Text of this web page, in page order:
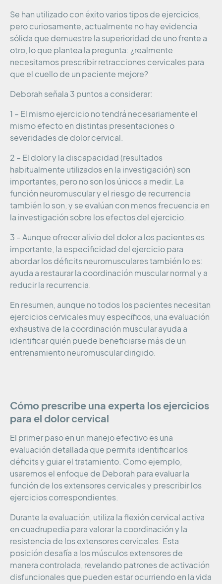
Se han utilizado con éxito varios tipos de ejercicios,
pero curiosamente, actualmente no hay evidencia
sólida que demuestre la superioridad de uno frente a
otro, lo que plantea la pregunta: ¿realmente
necesitamos prescribir retracciones cervicales para
que el cuello de un paciente mejore?
Deborah señala 3 puntos a considerar:
1 – El mismo ejercicio no tendrá necesariamente el
mismo efecto en distintas presentaciones o
severidades de dolor cervical.
2 – El dolor y la discapacidad (resultados
habitualmente utilizados en la investigación) son
importantes, pero no son los únicos a medir. La
función neuromuscular y el riesgo de recurrencia
también lo son, y se evalúan con menos frecuencia en
la investigación sobre los efectos del ejercicio.
3 – Aunque ofrecer alivio del dolor a los pacientes es
importante, la especificidad del ejercicio para
abordar los déficits neuromusculares también lo es:
ayuda a restaurar la coordinación muscular normal y a
reducir la recurrencia.
En resumen, aunque no todos los pacientes necesitan
ejercicios cervicales muy específicos, una evaluación
exhaustiva de la coordinación muscular ayuda a
identificar quién puede beneficiarse más de un
entrenamiento neuromuscular dirigido.
Cómo prescribe una experta los ejercicios
para el dolor cervical
El primer paso en un manejo efectivo es una
evaluación detallada que permita identificar los
déficits y guiar el tratamiento. Como ejemplo,
usaremos el enfoque de Deborah para evaluar la
función de los extensores cervicales y prescribir los
ejercicios correspondientes.
Durante la evaluación, utiliza la flexión cervical activa
en cuadrupedia para valorar la coordinación y la
resistencia de los extensores cervicales. Esta
posición desafía a los músculos extensores de
manera controlada, revelando patrones de activación
disfuncionales que pueden estar ocurriendo en la vida